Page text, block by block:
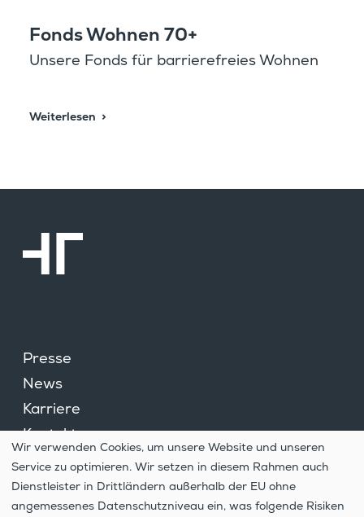
Fonds Wohnen 70+
Unsere Fonds für barrie­re­freies Wohnen
Weiter­lesen
Presse
News
Karriere
Kontakt
Cookie­ein­stel­lungen
Hinweis­ge­ber­system
Daten­schutz
Wir verwenden Cookies, um unsere Website und unseren
Service zu optimieren. Wir setzen in diesem Rahmen auch
Dienstleister in Drittländern außerhalb der EU ohne
angemessenes Datenschutzniveau ein, was folgende Risiken